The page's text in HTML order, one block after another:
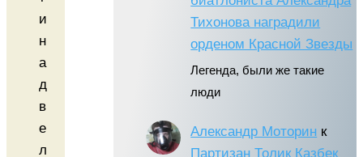
и
н
а
д
в
е
л
Тихонова наградили
орденом Красной Звезды
Легенда, были же такие
люди
Александр Моторин к
Партизан Толик Казбек